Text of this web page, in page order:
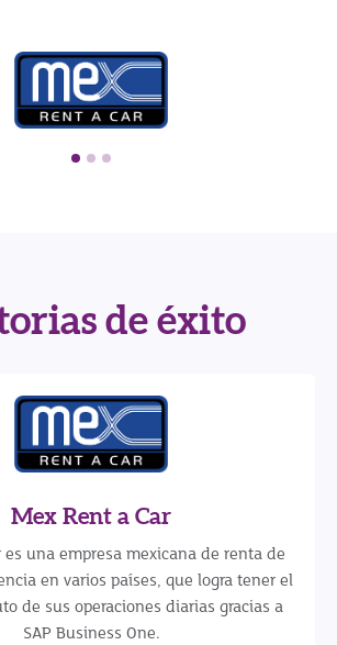
de éxito
Mex Rent a Car
es una empresa mexicana de renta de
en varios países, que logra tener el
de sus operaciones diarias gracias a
SAP Business One.